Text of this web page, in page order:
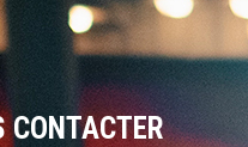
CONTACTER